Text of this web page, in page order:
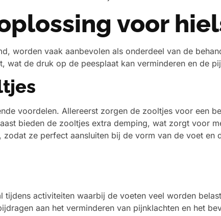
voor
worden vaak aanbevolen als onderdeel van de
wat de druk op de peesplaat kan verminderen en de
voordelen. Allereerst zorgen de zooltjes voor een
bieden de zooltjes extra demping, wat zorgt voor
ze perfect aansluiten bij de vorm van de voet en
activiteiten waarbij de voeten veel worden
aan het verminderen van pijnklachten en het